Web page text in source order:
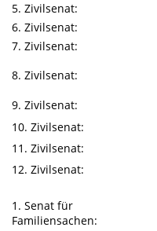
5. Zivilsenat:
6. Zivilsenat:
7. Zivilsenat:
8. Zivilsenat:
9. Zivilsenat:
10. Zivilsenat:
11. Zivilsenat:
12. Zivilsenat:
1. Senat für
Familiensachen: